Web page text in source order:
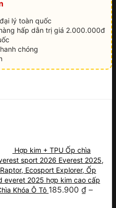
lý toàn quốc
hấp dẫn trị giá 2.000.000đ
chóng
Hợp kim + TPU Ốp chìa
sport 2026 Everest 2025,
Ecosport Explorer, Ốp
everet 2025 hợp kim cao cấp
Khóa Ô Tô 185.900 ₫ –